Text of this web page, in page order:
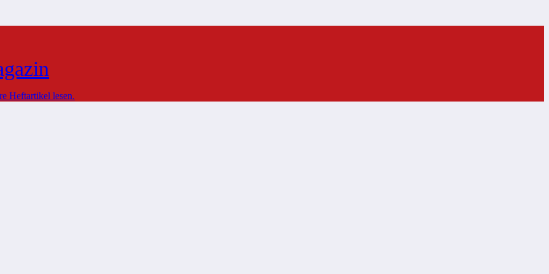
Heftartikel lesen.